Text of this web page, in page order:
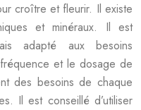
croître et fleurir. Il existe
et minéraux. Il est
adapté aux besoins
et le dosage de
des besoins de chaque
Il est conseillé d’utiliser